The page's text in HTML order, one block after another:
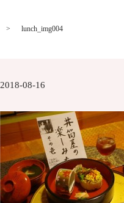
lunch_img004
2018-08-16